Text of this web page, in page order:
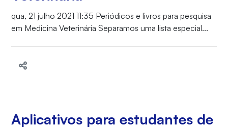
qua, 21 julho 2021 11:35 Periódicos e livros para pesquisa
em Medicina Veterinária Separamos uma lista especial...
Aplicativos para estudantes de